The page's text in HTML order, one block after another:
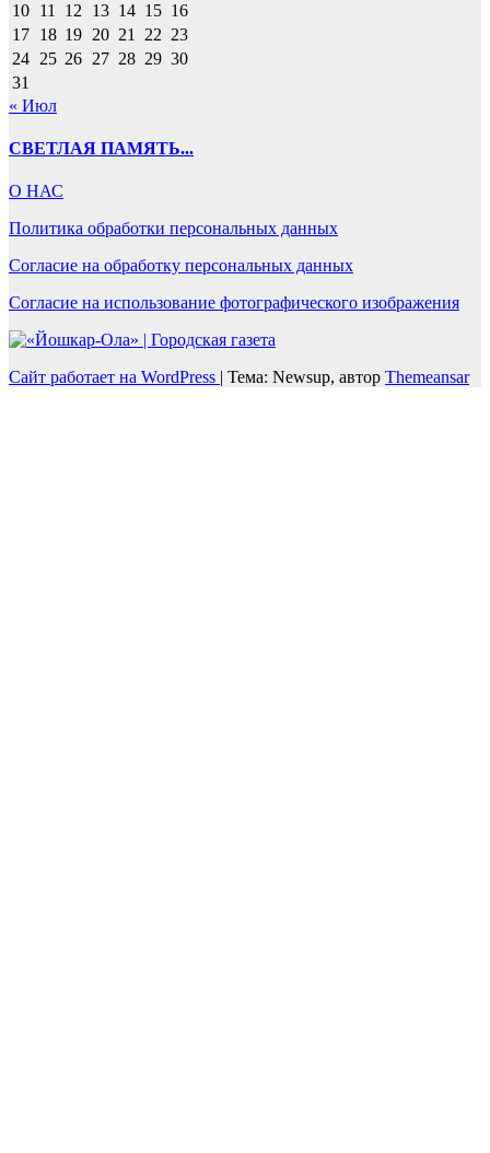
10 11 12 13 14 15 16
17 18 19 20 21 22 23
24 25 26 27 28 29 30
31
« Июл
СВЕТЛАЯ ПАМЯТЬ...
О НАС
Политика обработки персональных данных
Согласие на обработку персональных данных
Согласие на использование фотографического изображения
Сайт работает на WordPress | Тема: Newsup, автор Themeansar